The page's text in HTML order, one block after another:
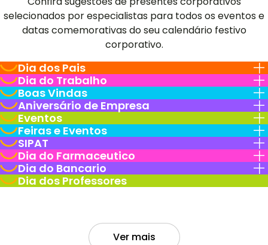
selecionados por especialistas para todos os eventos e
datas comemorativas do seu calendário festivo
corporativo.
Dia dos Pais
Dia do Trabalho
Boas Vindas
Aniversário de Empresa
Eventos
Feiras e Eventos
SIPAT
Dia do Farmaceutico
Dia do Bancario
Dia dos Professores
Ver mais